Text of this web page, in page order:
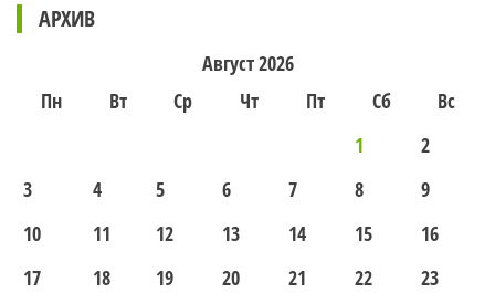
АРХИВ
Август 2026
Пн
Вт Ср Чт Пт Сб
Вс
1
2
3
4 5 6 7 8
9
10
11 12 13 14 15
16
17
18 19 20 21 22
23